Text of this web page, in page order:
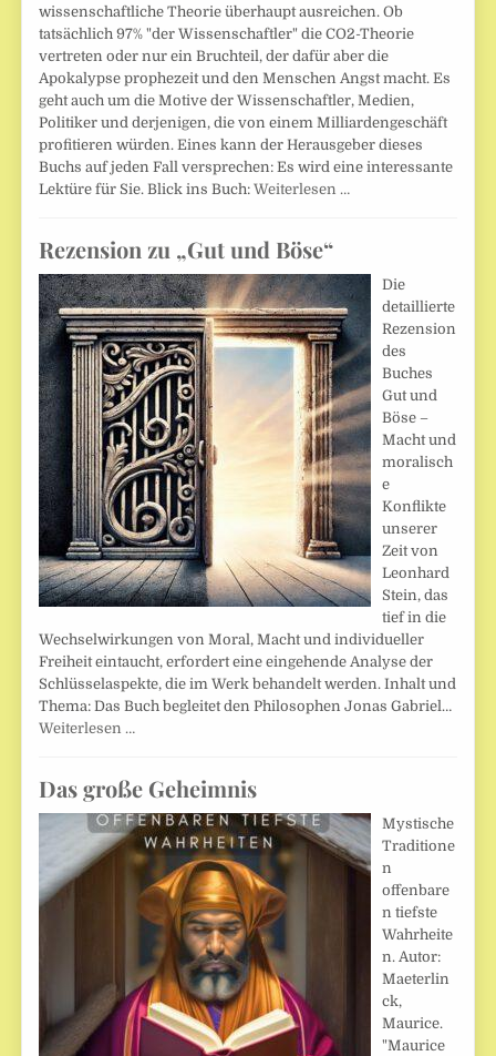
wissenschaftliche Theorie überhaupt ausreichen. Ob
tatsächlich 97% "der Wissenschaftler" die CO2-Theorie
vertreten oder nur ein Bruchteil, der dafür aber die
Apokalypse prophezeit und den Menschen Angst macht. Es
geht auch um die Motive der Wissenschaftler, Medien,
Politiker und derjenigen, die von einem Milliardengeschäft
profitieren würden. Eines kann der Herausgeber dieses
Buchs auf jeden Fall versprechen: Es wird eine interessante
Lektüre für Sie. Blick ins Buch:Weiterlesen …
Rezension zu „Gut und Böse“
Die
detaillierte
Rezension
des
Buches
Gut und
Böse –
Macht und
moralisch
e
Konflikte
unserer
Zeit von
Leonhard
Stein, das
tief in die
Wechselwirkungen von Moral, Macht und individueller
Freiheit eintaucht, erfordert eine eingehende Analyse der
Schlüsselaspekte, die im Werk behandelt werden. Inhalt und
Thema: Das Buch begleitet den Philosophen Jonas Gabriel…
Weiterlesen …
Das große Geheimnis
Mystische
Traditione
n
offenbare
n tiefste
Wahrheite
n. Autor:
Maeterlin
ck,
Maurice.
"Maurice